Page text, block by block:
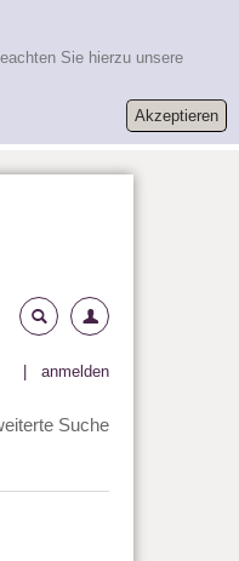
Sie hierzu unsere
anmelden
Suche